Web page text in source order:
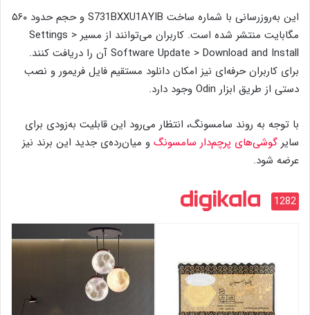
این به‌روزرسانی با شماره ساخت S731BXXU1AYIB و حجم حدود ۵۶۰
مگابایت منتشر شده است. کاربران می‌توانند از مسیر Settings >
Software Update > Download and Install آن را دریافت کنند.
برای کاربران حرفه‌ای نیز امکان دانلود مستقیم فایل فریمور و نصب
دستی از طریق ابزار Odin وجود دارد.
با توجه به روند سامسونگ، انتظار می‌رود این قابلیت به‌زودی برای
سایر گوشی‌های پرچم‌دار سامسونگ و میان‌رده‌ی جدید این برند نیز
عرضه شود.
1282